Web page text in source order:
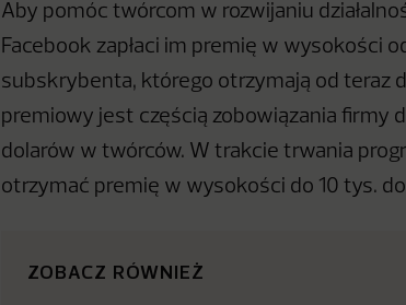
Aby pomóc twórcom w rozwijaniu
Facebook zapłaci im premię w wysokości
subskrybenta, którego otrzymają od teraz
premiowy jest częścią zobowiązania firmy
dolarów w twórców. W trakcie trwania
otrzymać premię w wysokości do 10 tys.
ZOBACZ RÓWNIEŻ